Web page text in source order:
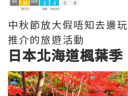
中秋節放大假唔知去邊
推介的旅遊活動
日本北海道楓葉季